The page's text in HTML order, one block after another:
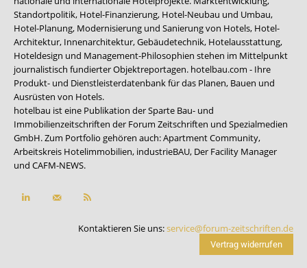
Standortpolitik, Hotel-Finanzierung, Hotel-Neubau und Umbau,
Hotel-Planung, Modernisierung und Sanierung von Hotels, Hotel-
Architektur, Innenarchitektur, Gebäudetechnik, Hotelausstattung,
Hoteldesign und Management-Philosophien stehen im Mittelpunkt
journalistisch fundierter Objektreportagen. hotelbau.com - Ihre
Produkt- und Dienstleisterdatenbank für das Planen, Bauen und
Ausrüsten von Hotels.
hotelbau ist eine Publikation der Sparte Bau- und
Immobilienzeitschriften der Forum Zeitschriften und Spezialmedien
GmbH. Zum Portfolio gehören auch:Apartment Community,
Arbeitskreis Hotelimmobilien, industrieBAU, Der Facility Manager
und CAFM-NEWS.
Kontaktieren Sie uns:service@forum-zeitschriften.de
Vertrag widerrufen